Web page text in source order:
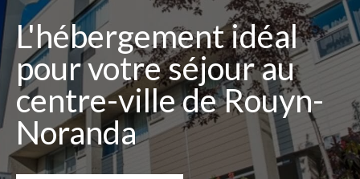
L'hébergement idéal
pour votre séjour au
centre-ville de Rouyn-
Noranda